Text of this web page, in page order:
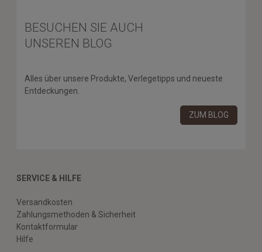
BESUCHEN SIE AUCH
UNSEREN BLOG
Alles über unsere Produkte, Verlegetipps und neueste
Entdeckungen.
ZUM BLOG
SERVICE & HILFE
Versandkosten
Zahlungsmethoden & Sicherheit
Kontaktformular
Hilfe